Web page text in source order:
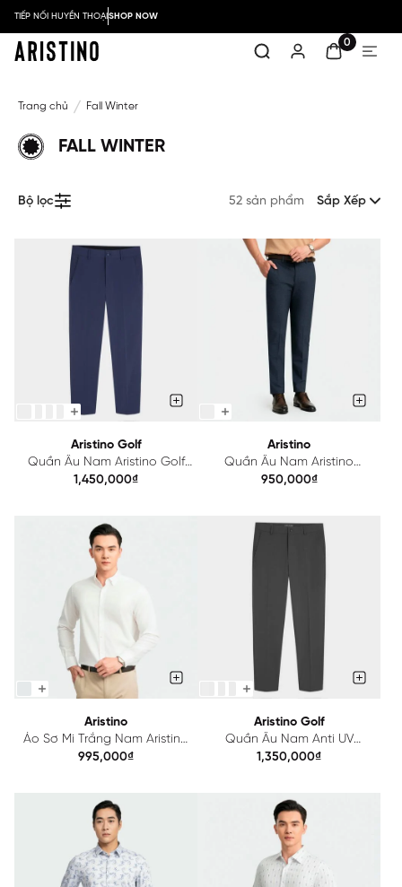
TIẾP NỐI HUYỀN THOẠISHOP NOW
0
Trang chủ Fall Winter
FALL WINTER
Bộ lọc 52 sản phẩm Sắp Xếp
Aristino Golf
Quần Âu Nam Aristino Golf
Co Giãn Nhẹ ATRG110Z
1,450,000₫
Aristino
Quần Âu Nam Aristino
Regular Co Giãn Nhẹ
950,000₫
Aristino
Áo Sơ Mi Trắng Nam Aristino
Cotton ALS2170Z
995,000₫
Aristino Golf
Quần Âu Nam Anti UV
Aristino Golf ATRG150Z
1,350,000₫